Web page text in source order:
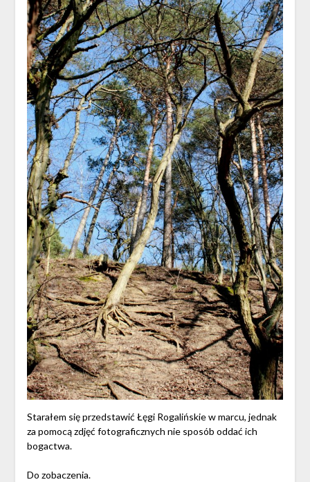
Starałem się przedstawić Łęgi Rogalińskie w marcu, jednak
za pomocą zdjęć fotograficznych nie sposób oddać ich
bogactwa.
Do zobaczenia.